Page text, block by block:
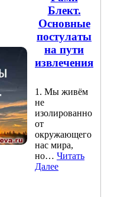
Блект.
Основные
постулаты
на пути
извлечения
1. Мы живём
не
изолированно
от
окружающего
нас мира,
но… Читать
Далее